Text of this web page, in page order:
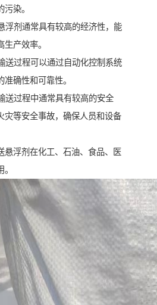
染。
浮剂通常具有较高的经济性，能
产效率。
送过程可以通过自动化控制系统
确性和可靠性。
送过程中通常具有较高的安全
灾等安全事故，确保人员和设备
悬浮剂在化工、石油、食品、医